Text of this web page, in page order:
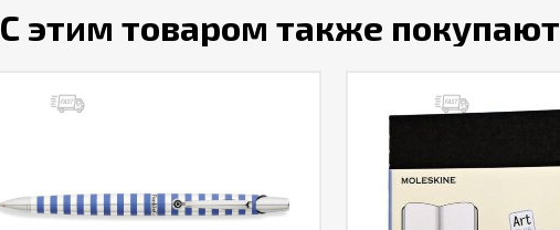
С этим товаром также покупают